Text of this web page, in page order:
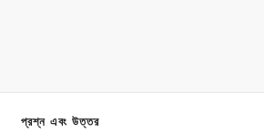
প্রশ্ন এবং উত্তর